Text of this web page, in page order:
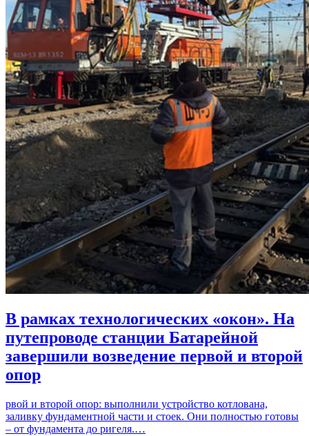
В рамках технологических «окон». На
путепроводе станции Батарейной
завершили возведение первой и второй
опор
рвой и второй опор: выполнили устройство котлована,
заливку фундаментной части и стоек. Они полностью готовы
– от фундамента до ригеля.…